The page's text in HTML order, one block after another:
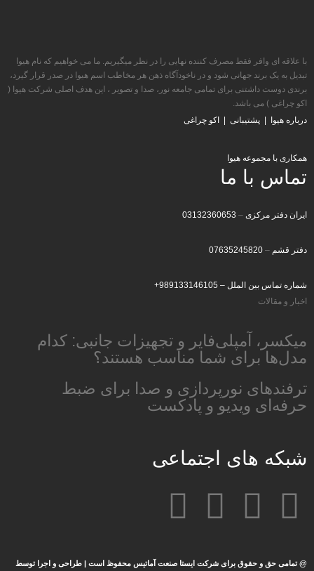
با علاقه ای وافر فقط مصرف کننده نهایی را در نظر میگیریم. ما می خواهیم که نام هیوا
تبدیل به یک برند جهانی شود و در ناخودآگاه ذهن هر مخاطب اسم هیوا در صدر قرار گیرد،
برندی دوست داشتنی برای تمامی جامعه نور، صدا و تصویر ، این هدف اصلی شرکت هیوا (
اکو چراغی ) می باشد.
درباره هیوا
پشتیبانی اکو چراغی
همکاری با مجموعه هیوا
تماس با ما
ایران دفتر مرکزی –
03132360653
دفتر قشم –
07635245820
شماره تماس بین الملل – 989133146105+
اخبار و مقالات
میکسر، آمپلی‌فایر و تجهیزات جانبی: کدام
مدل‌ها برای شما مناسب هستند؟
ترفندهای نورپردازی و صدا برای ضبط
حرفه‌ای ویدیو و پادکست
شبکه های اجتماعی
@ تمامی حق و حقوق برای شرکت ایستا صنعت آماتیس محفوظ است | طراحی و اجرا توسط